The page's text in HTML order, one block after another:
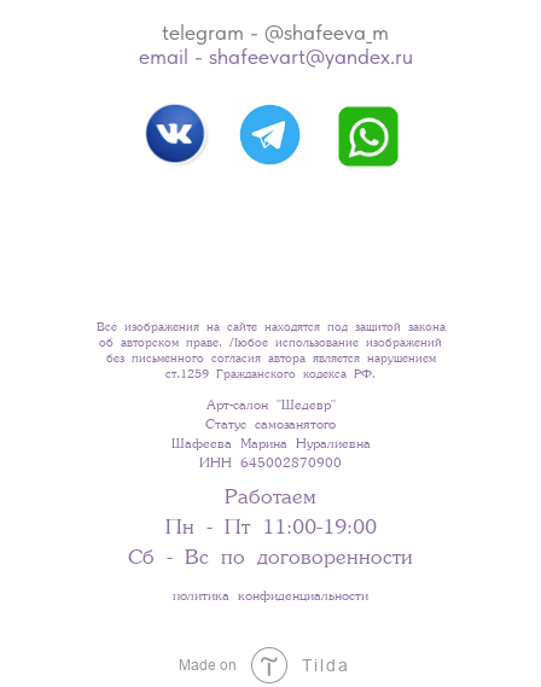
telegram - @shafeeva_m
email - shafeevart@yandex.ru
Арт-салон "Шедевр"
Статус самозанятого
Шафеева Марина Нуралиевна
ИНН 645002870900
Работаем
Пн - Пт 11:00-19:00
Сб - Вс по договоренности
+ 7 993 498 44 08
политика конфиденциальности
Все изображения на сайте находятся под защитой закона
об авторском праве. Любое использование изображений
без письменного согласия автора является нарушением
ст.1259 Гражданского кодекса РФ.
Made on Tilda